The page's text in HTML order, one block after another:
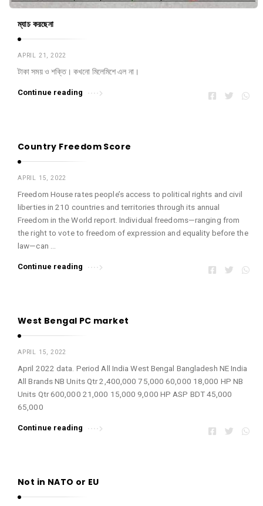
ম্যাচ করছেনা
APRIL 21, 2022
টাকা সময় ও শক্তি। কখনো মিলেমিশে এল না।
Continue reading
Country Freedom Score
APRIL 15, 2022
Freedom House rates people’s access to political rights and civil
liberties in 210 countries and territories through its annual
Freedom in the World report. Individual freedoms—ranging from
the right to vote to freedom of expression and equality before the
law—can …
Continue reading
West Bengal PC market
APRIL 15, 2022
April 2022 data. Period All India West Bengal Bangladesh NE India
All Brands NB Units Qtr 2,400,000 75,000 60,000 18,000 HP NB
Units Qtr 600,000 21,000 15,000 9,000 HP ASP BDT 45,000
65,000
Continue reading
Not in NATO or EU